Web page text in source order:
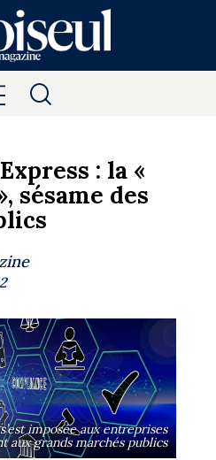
: la «
sésame des
imposée aux entreprises
aux grands marchés publics